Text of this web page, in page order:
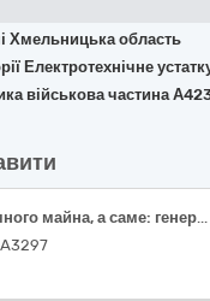
Хмельницька область
Електротехнічне
військова частина
матеріально технічного майна, а саме: генератор спеціального призначення
А3297